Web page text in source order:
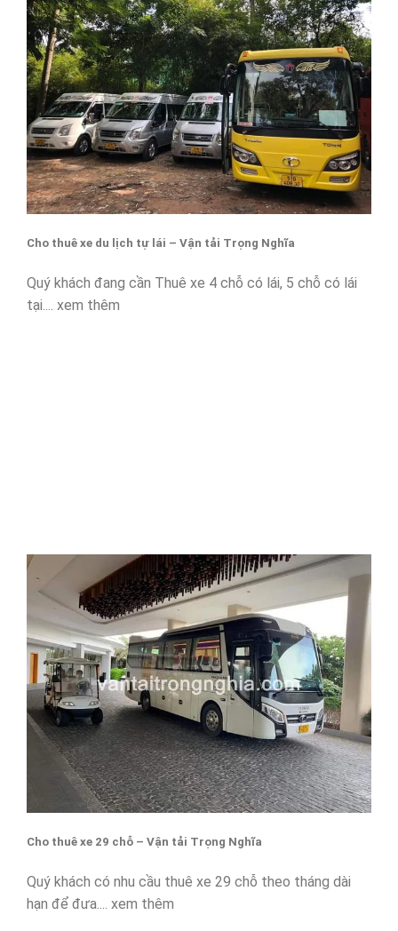
Cho thuê xe du lịch tự lái – Vận tải Trọng Nghĩa
Quý khách đang cần Thuê xe 4 chỗ có lái, 5 chỗ có lái
tại.... xem thêm
Cho thuê xe 29 chỗ – Vận tải Trọng Nghĩa
Quý khách có nhu cầu thuê xe 29 chỗ theo tháng dài
hạn để đưa.... xem thêm